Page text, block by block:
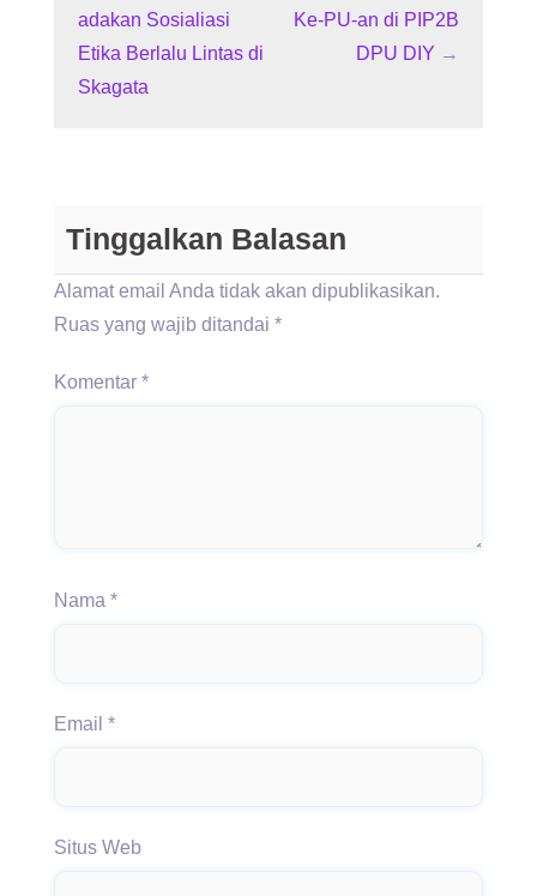
adakan Sosialiasi
Etika Berlalu Lintas di
Skagata
Ke-PU-an di PIP2B
DPU DIY →
Tinggalkan Balasan
Alamat email Anda tidak akan dipublikasikan.
Ruas yang wajib ditandai *
Komentar *
Nama *
Email *
Situs Web